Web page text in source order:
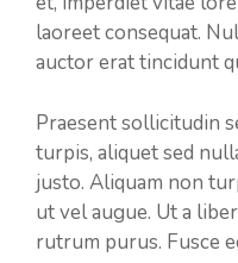
laoreet consequat.
auctor erat tincidunt
Praesent sollicitudin
turpis, aliquet sed
justo. Aliquam non
ut vel augue. Ut a
rutrum purus. Fusce